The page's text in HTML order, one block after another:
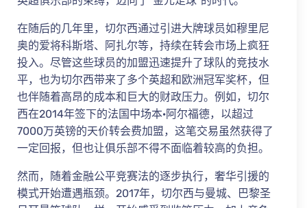
在随后的几年里，切尔西通过引进大牌球员如穆里尼
奥的爱将科斯塔、阿扎尔等，持续在转会市场上疯狂
投入。尽管这些球员的加盟迅速提升了球队的竞技水
平，也为切尔西带来了多个英超和欧洲冠军奖杯，但
也伴随着高昂的成本和巨大的财政压力。例如，切尔
西在2014年签下的法国中场本·阿尔福德，以超过
7000万英镑的天价转会费加盟，这笔交易虽然获得了
一定回报，但也让俱乐部不得不面临着较高的负担。
然而，随着金融公平竞赛法的逐步执行，奢华引援的
模式开始遭遇瓶颈。2017年，切尔西与曼城、巴黎圣